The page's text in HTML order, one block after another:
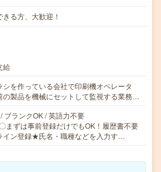
る方、大歓迎！
給
シを作っている会社で印刷機オペレータ
の製品を機械にセットして監視する業務…
ブランクOK / 英語力不要
まずは事前登録だけでもOK！履歴書不要
イン登録★氏名・職種などを入力す…